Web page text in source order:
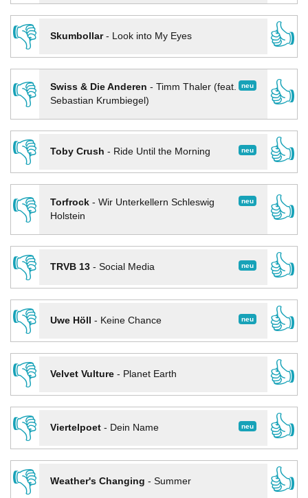
👎
Skumbollar- Look into My Eyes
👍
👎
neu
Swiss & Die Anderen - Timm Thaler (feat.
Sebastian Krumbiegel)
👍
👎
neu
Toby Crush - Ride Until the Morning
👍
👎
neu
Torfrock- Wir Unterkellern Schleswig
Holstein
👍
👎
neu
TRVB 13- Social Media
👍
👎
neu
Uwe Höll - Keine Chance
👍
👎
Velvet Vulture- Planet Earth
👍
👎
neu
Viertelpoet- Dein Name
👍
👎
Weather's Changing - Summer
👍